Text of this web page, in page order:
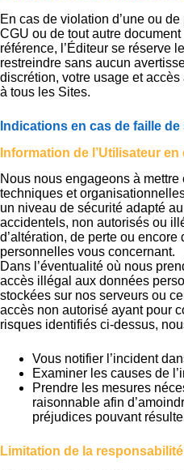
En cas de violation d’une ou
CGU ou de tout autre
référence, l’Éditeur se réserve
restreindre sans aucun
discrétion, votre usage et
à tous les Sites.
Indications en cas de faille
Information de l’Utilisateur
Nous nous engageons à
techniques et
un niveau de sécurité adapté
accidentels, non autorisés ou
d’altération, de perte ou
personnelles vous concernant.
Dans l’éventualité où nous
accès illégal aux données
stockées sur nos serveurs ou
accès non autorisé ayant pour
risques identifiés ci-dessus,
Vous notifier l’incident
Examiner les causes de
Prendre les mesures
raisonnable afin
préjudices pouvant
Limitation de la responsabilité